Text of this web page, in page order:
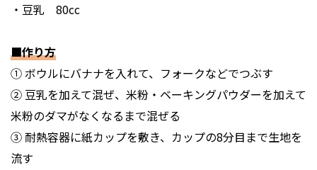
・豆乳 80cc
■作り方
① ボウルにバナナを入れて、フォークなどでつぶす
② 豆乳を加えて混ぜ、米粉・ベーキングパウダーを加えて
米粉のダマがなくなるまで混ぜる
③ 耐熱容器に紙カップを敷き、カップの8分目まで生地を
流す